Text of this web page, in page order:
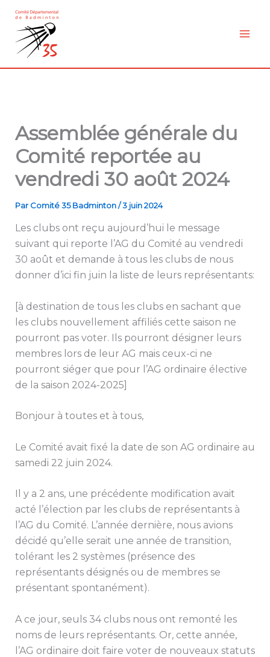
contenu
Assemblée générale du
Comité reportée au
vendredi 30 août 2024
Par Comité 35 Badminton/3 juin 2024
Les clubs ont reçu aujourd’hui le message
suivant qui reporte l’AG du Comité au vendredi
30 août et demande à tous les clubs de nous
donner d’ici fin juin la liste de leurs représentants:
[à destination de tous les clubs en sachant que
les clubs nouvellement affiliés cette saison ne
pourront pas voter. Ils pourront désigner leurs
membres lors de leur AG mais ceux-ci ne
pourront siéger que pour l’AG ordinaire élective
de la saison 2024-2025]
Bonjour à toutes et à tous,
Le Comité avait fixé la date de son AG ordinaire au
samedi 22 juin 2024.
Il y a 2 ans, une précédente modification avait
acté l’élection par les clubs de représentants à
l’AG du Comité. L’année dernière, nous avions
décidé qu’elle serait une année de transition,
tolérant les 2 systèmes (présence des
représentants désignés ou de membres se
présentant spontanément).
A ce jour, seuls 34 clubs nous ont remonté les
noms de leurs représentants. Or, cette année,
l’AG ordinaire doit faire voter de nouveaux statuts